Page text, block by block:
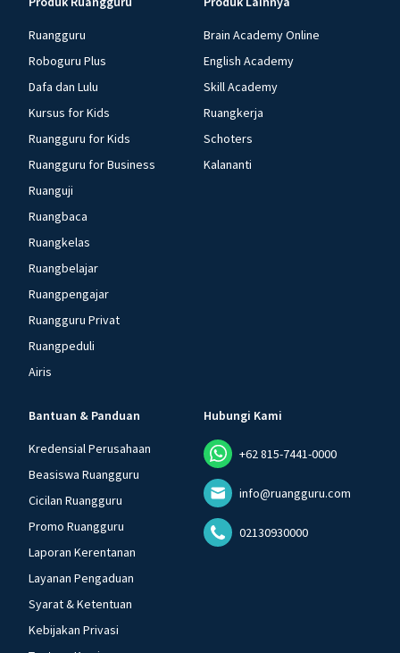
Ruangguru
Roboguru Plus
Dafa dan Lulu
Kursus for Kids
Ruangguru for Kids
Ruangguru for Business
Ruanguji
Ruangbaca
Ruangkelas
Ruangbelajar
Ruangpengajar
Ruangguru Privat
Ruangpeduli
Airis
Brain Academy Online
English Academy
Skill Academy
Ruangkerja
Schoters
Kalananti
Bantuan & Panduan
Kredensial Perusahaan
Beasiswa Ruangguru
Cicilan Ruangguru
Promo Ruangguru
Laporan Kerentanan
Layanan Pengaduan
Syarat & Ketentuan
Kebijakan Privasi
Hubungi Kami
+62 815-7441-0000
info@ruangguru.com
02130930000